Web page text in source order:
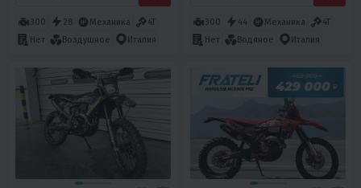
300 28 Механика
4T
Нет
Воздушное Италия
300 44 Механика
4T
Нет
Водяное Италия